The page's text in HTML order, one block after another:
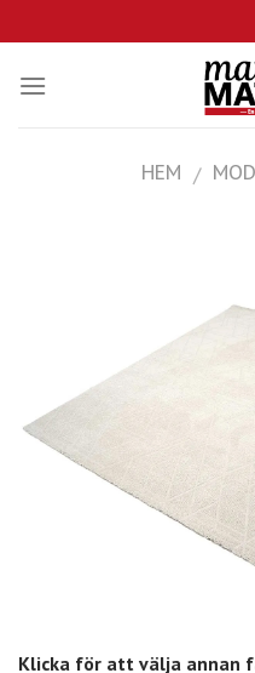
to
content
HEM /
Klicka för att välja annan